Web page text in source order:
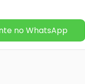
no WhatsApp